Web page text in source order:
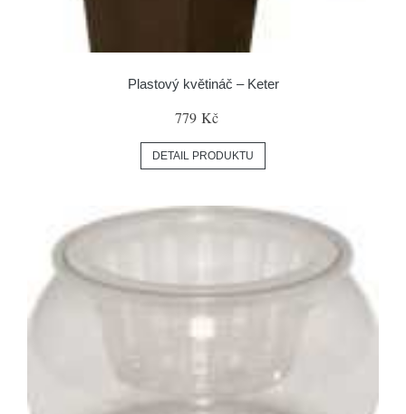
Plastový květináč – Keter
779 Kč
DETAIL PRODUKTU